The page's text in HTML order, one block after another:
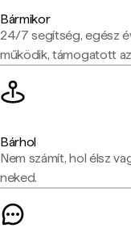
Bármikor
24/7 segítség, egész
működik, támogatott
Bárhol
Nem számít, hol élsz
neked.